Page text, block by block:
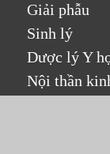
Giải phẫu
Sinh lý
Dược lý Y
Nội thần